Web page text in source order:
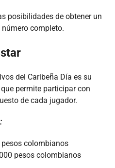
posibilidades de obtener un
completo.
del Caribeña Día es su
permite participar con
de cada jugador.
colombianos
pesos colombianos